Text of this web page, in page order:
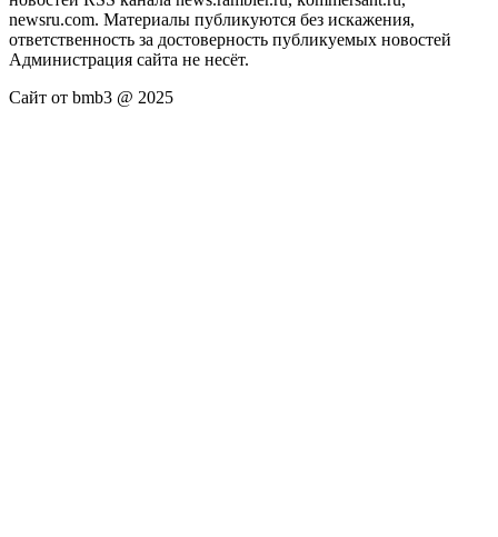
newsru.com. Материалы публикуются без искажения,
ответственность за достоверность публикуемых новостей
Администрация сайта не несёт.
Сайт от bmb3 @ 2025